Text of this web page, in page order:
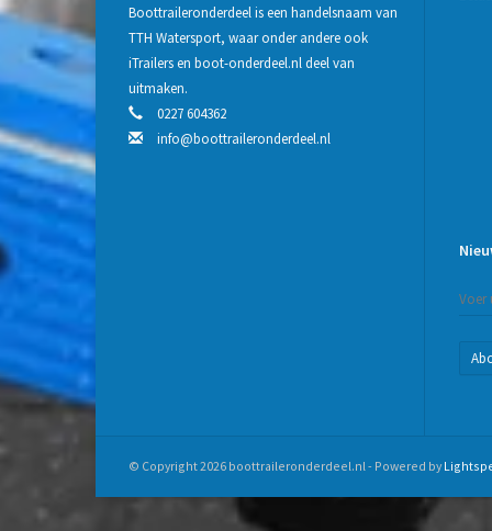
Boottraileronderdeel is een handelsnaam van
TTH Watersport, waar onder andere ook
iTrailers en boot-onderdeel.nl deel van
uitmaken.
0227 604362
info@boottraileronderdeel.nl
© Copyright 2026 boottraileronderdeel.nl - Powered by